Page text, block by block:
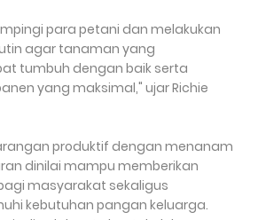
para petani dan melakukan
agar tanaman yang
tumbuh dengan baik serta
yang maksimal," ujar Richie
produktif dengan menanam
dinilai mampu memberikan
masyarakat sekaligus
kebutuhan pangan keluarga.